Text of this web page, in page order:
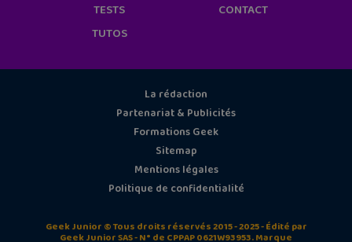
TESTS
TUTOS
CONTACT
La rédaction
Partenariat & Publicités
Formations Geek
Sitemap
Mentions légales
Politique de confidentialité
Geek Junior © Tous droits réservés 2015 - 2025 - Édité par
Geek Junior SAS - N° de CPPAP 0621W93953. Marque